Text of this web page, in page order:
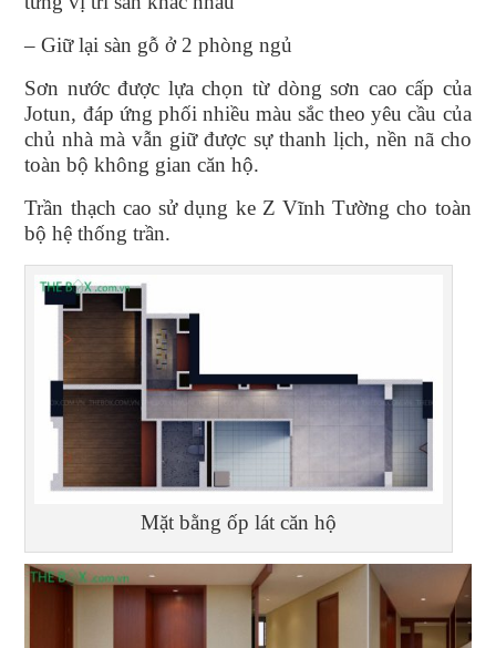
– Giữ lại sàn gỗ ở 2 phòng ngủ
Sơn nước được lựa chọn từ dòng sơn cao cấp của
Jotun, đáp ứng phối nhiều màu sắc theo yêu cầu của
chủ nhà mà vẫn giữ được sự thanh lịch, nền nã cho
toàn bộ không gian căn hộ.
Trần thạch cao sử dụng ke Z Vĩnh Tường cho toàn
bộ hệ thống trần.
Mặt bằng ốp lát căn hộ